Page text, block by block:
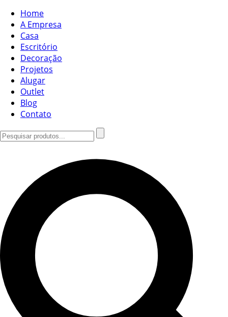
Home
A Empresa
Casa
Escritório
Decoração
Projetos
Alugar
Outlet
Blog
Contato